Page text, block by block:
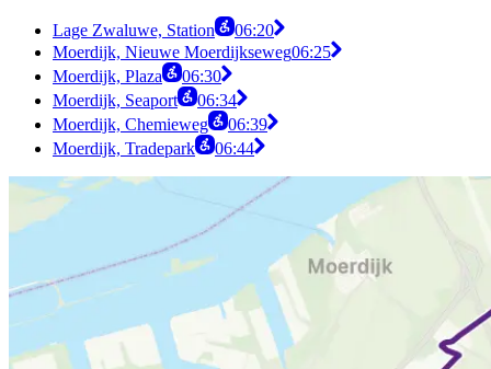
Lage Zwaluwe, Station
06:20
Moerdijk, Nieuwe Moerdijkseweg06:25
Moerdijk, Plaza
06:30
Moerdijk, Seaport
06:34
Moerdijk, Chemieweg
06:39
Moerdijk, Tradepark
06:44